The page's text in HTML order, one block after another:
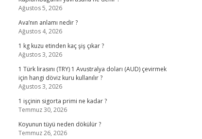
Ağustos 5, 2026
Ava’nın anlamı nedir ?
Ağustos 4, 2026
1 kg kuzu etinden kaç şiş çıkar ?
Ağustos 3, 2026
1 Türk lirasını (TRY) 1 Avustralya doları (AUD) çevirmek
için hangi döviz kuru kullanılır ?
Ağustos 3, 2026
1 işçinin sigorta primi ne kadar ?
Temmuz 30, 2026
Koyunun tüyü neden dökülür ?
Temmuz 26, 2026